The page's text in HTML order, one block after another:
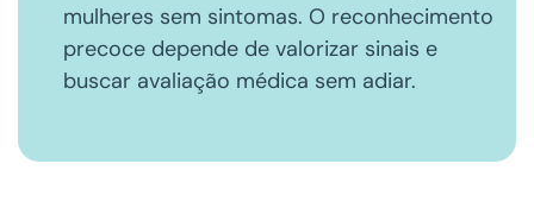
mulheres sem sintomas. O reconhecimento
precoce depende de valorizar sinais e
buscar avaliação médica sem adiar.